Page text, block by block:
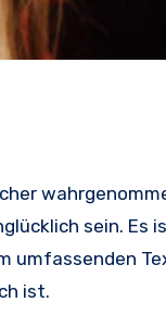
sein. Es
umfassenden
ist.